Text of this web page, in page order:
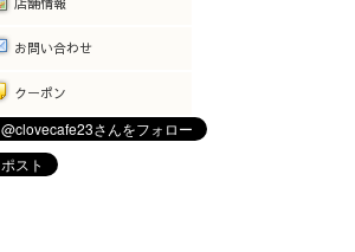
お問い合わせ
クーポン